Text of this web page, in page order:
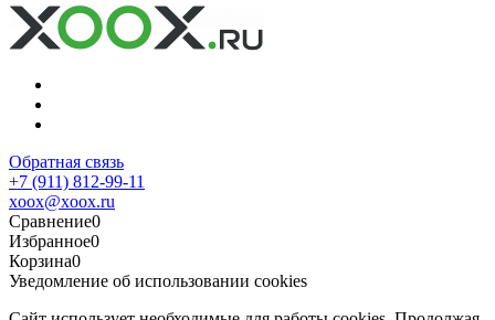
Обратная связь
+7 (911) 812-99-11
xoox@xoox.ru
Сравнение0
Избранное0
Корзина0
Уведомление об использовании cookies